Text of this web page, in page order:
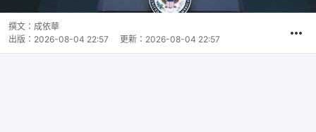
撰文： 成依華
出版： 2026-08-04 22:57 更新： 2026-08-04 22:57